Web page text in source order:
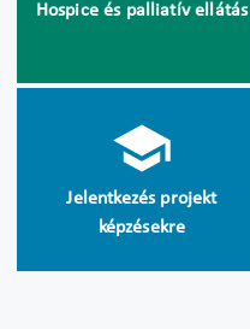
Hospice és palliatív ellátás
Jelentkezés projekt
képzésekre